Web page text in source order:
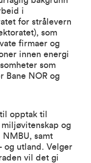
i
for strålevern
som
firmaer og
innen energi
som
Bane NOR og
opptak til
og
samt
og utland. Velger
vil det gi